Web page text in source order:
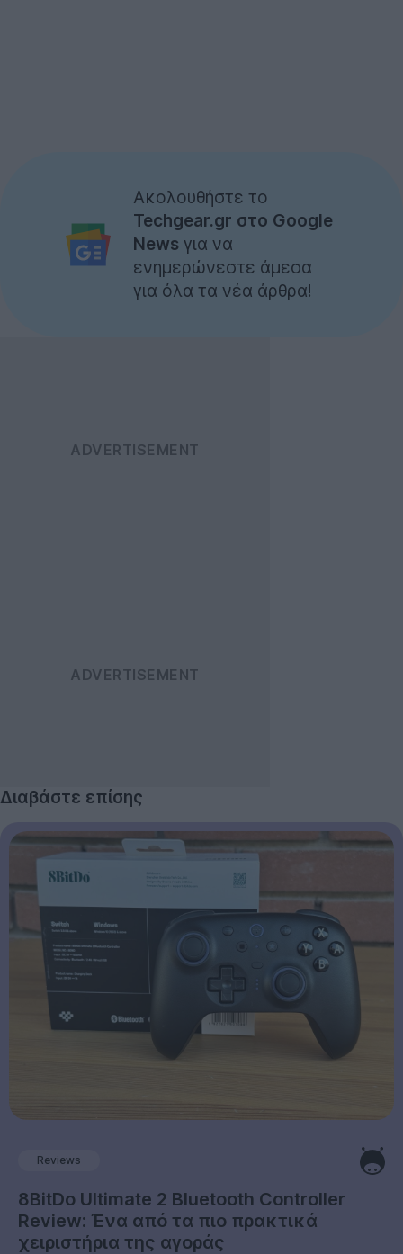
Ακολουθήστε το
Techgear.gr στο Google
News για να
ενημερώνεστε άμεσα
για όλα τα νέα άρθρα!
Διαβάστε επίσης
Reviews
8BitDo Ultimate 2 Bluetooth Controller
Review: Ένα από τα πιο πρακτικά
χειριστήρια της αγοράς